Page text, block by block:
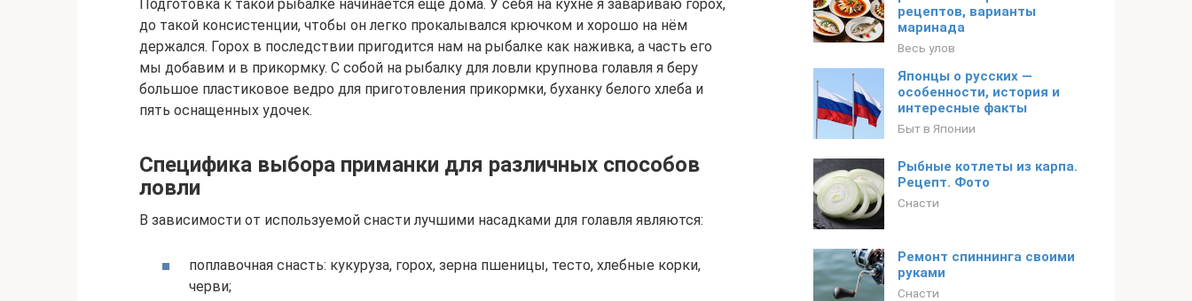
Подготовка к такой рыбалке начинается ещё дома. У себя на кухне я завариваю горох,
до такой консистенции, чтобы он легко прокалывался крючком и хорошо на нём
держался. Горох в последствии пригодится нам на рыбалке как наживка, а часть его
мы добавим и в прикормку. С собой на рыбалку для ловли крупнова голавля я беру
большое пластиковое ведро для приготовления прикормки, буханку белого хлеба и
пять оснащенных удочек.
Специфика выбора приманки для различных способов
ловли
В зависимости от используемой снасти лучшими насадками для голавля являются:
поплавочная снасть: кукуруза, горох, зерна пшеницы, тесто, хлебные корки,
черви;
рецептов, варианты
маринада
Весь улов
Японцы о русских —
особенности, история и
интересные факты
Быт в Японии
Рыбные котлеты из карпа.
Рецепт. Фото
Снасти
Ремонт спиннинга своими
руками
Снасти